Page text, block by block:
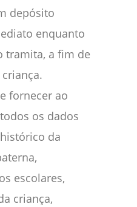
depósito
enquanto
tramita, a fim de
fornecer ao
os dados
da
escolares,
criança,